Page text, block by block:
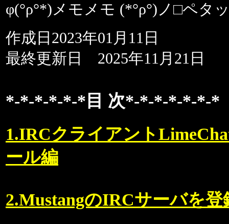
φ(°ρ°*)メモメモ (*°ρ°)ノ□ペタ
作成日2023年01月11日
最終更新日 2025年11月21日
*-*-*-*-*-*目 次*-*-*-*-*-*-*
1.IRCクライアント
ール編
2.MustangのIRCサーバを